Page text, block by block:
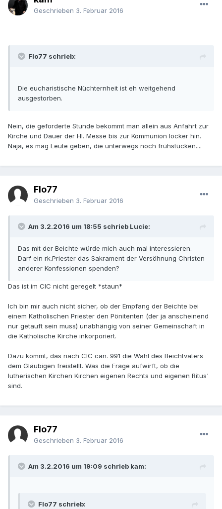
Geschrieben 3. Februar 2016
Flo77 schrieb:
Die eucharistische Nüchternheit ist eh weitgehend
ausgestorben.
Nein, die geforderte Stunde bekommt man allein aus Anfahrt zur
Kirche und Dauer der Hl. Messe bis zur Kommunion locker hin.
Naja, es mag Leute geben, die unterwegs noch frühstücken....
Flo77
Geschrieben 3. Februar 2016
Am 3.2.2016 um 18:55 schrieb Lucie:
Das mit der Beichte würde mich auch mal interessieren.
Darf ein rk.Priester das Sakrament der Versöhnung Christen
anderer Konfessionen spenden?
Das ist im CIC nicht geregelt *staun*
Ich bin mir auch nicht sicher, ob der Empfang der Beichte bei
einem Katholischen Priester den Pönitenten (der ja anscheinend
nur getauft sein muss) unabhängig von seiner Gemeinschaft in
die Katholische Kirche inkorporiert.
Dazu kommt, das nach CIC can. 991 die Wahl des Beichtvaters
dem Gläubigen freistellt. Was die Frage aufwirft, ob die
lutherischen Kirchen Kirchen eigenen Rechts und eigenen Ritus'
sind.
Flo77
Geschrieben 3. Februar 2016
Am 3.2.2016 um 19:09 schrieb kam:
Flo77 schrieb: